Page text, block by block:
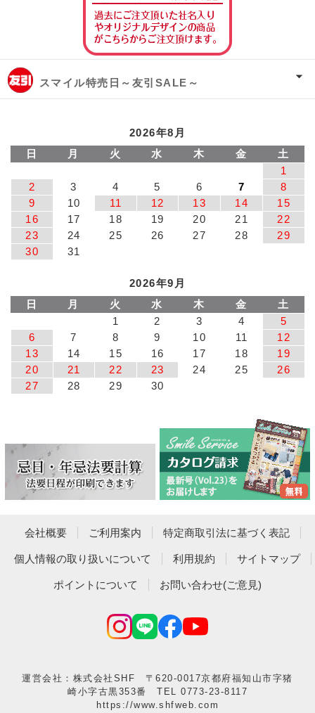
スマイル特売日～友引SALE～
2026年8月
日
月 火 水 木 金
土
1
2
3 4 5 6 7
8
9
10 11 12 13 14
15
16
17 18 19 20 21
22
23
24 25 26 27 28
29
30
31
2026年9月
日
月 火 水 木 金
土
1
2 3 4
5
6
7 8 9 10 11
12
13
14 15 16 17 18
19
20
21 22 23 24 25
26
27
28 29 30
会社概要 ご利用案内 特定商取引法に基づく表記
個人情報の取り扱いについて 利用規約 サイトマップ
ポイントについて お問い合わせ(ご意見)
運営会社：株式会社SHF 〒620-0017京都府福知山市字猪
崎小字古黒353番 TEL 0773-23-8117
https://www.shfweb.com